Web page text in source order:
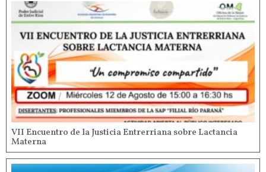
VII Encuentro de la Justicia Entrerriana sobre Lactancia
Materna